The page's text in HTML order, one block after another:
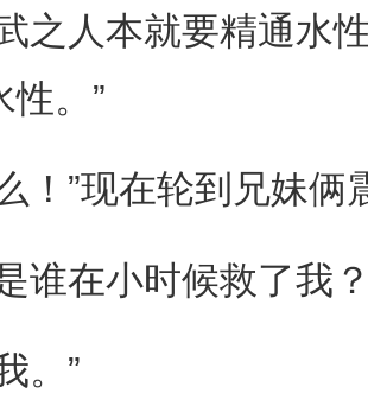
人本就要精通水性
性。”
”现在轮到兄妹俩
在小时候救了我？
”